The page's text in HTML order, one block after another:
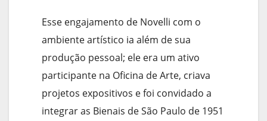
Esse engajamento de Novelli com o
ambiente artístico ia além de sua
produção pessoal; ele era um ativo
participante na Oficina de Arte, criava
projetos expositivos e foi convidado a
integrar as Bienais de São Paulo de 1951